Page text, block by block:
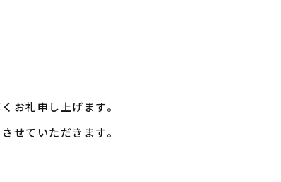
お礼申し上げます。
せていただきます。